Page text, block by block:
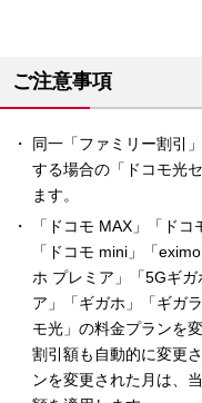
ご注意事項
同一「ファミリー割引
する場合の「ドコモ光
ます。
「ドコモ MAX」「ド
「ドコモ mini」「
ホ プレミア」「5Gギ
ア」「ギガホ」「ギガ
モ光」の料金プランを
割引額も自動的に変更
ンを変更された月は、